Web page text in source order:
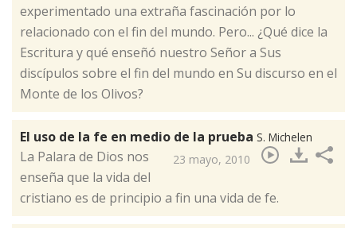
experimentado una extraña fascinación por lo
relacionado con el fin del mundo. Pero... ¿Qué dice la
Escritura y qué enseñó nuestro Señor a Sus
discípulos sobre el fin del mundo en Su discurso en el
Monte de los Olivos?
El uso de la fe en medio de la prueba S. Michelen
23 mayo, 2010
​La Palara de Dios nos
enseña que la vida del
cristiano es de principio a fin una vida de fe.